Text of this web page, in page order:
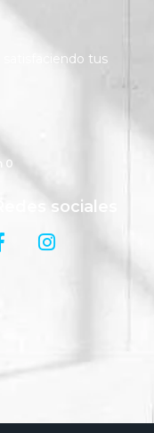
satisfaciendo tus
0
Redes sociales